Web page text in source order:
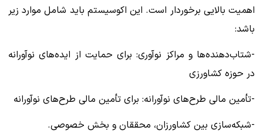
اهمیت بالایی برخوردار است. این اکوسیستم باید شامل موارد زیر
باشد:
-شتاب‌دهنده‌ها و مراکز نوآوری: برای حمایت از ایده‌های نوآورانه
در حوزه کشاورزی
-تأمین مالی طرح‌های نوآورانه: برای تأمین مالی طرح‌های نوآورانه
-شبکه‌سازی بین کشاورزان، محققان و بخش خصوصی.